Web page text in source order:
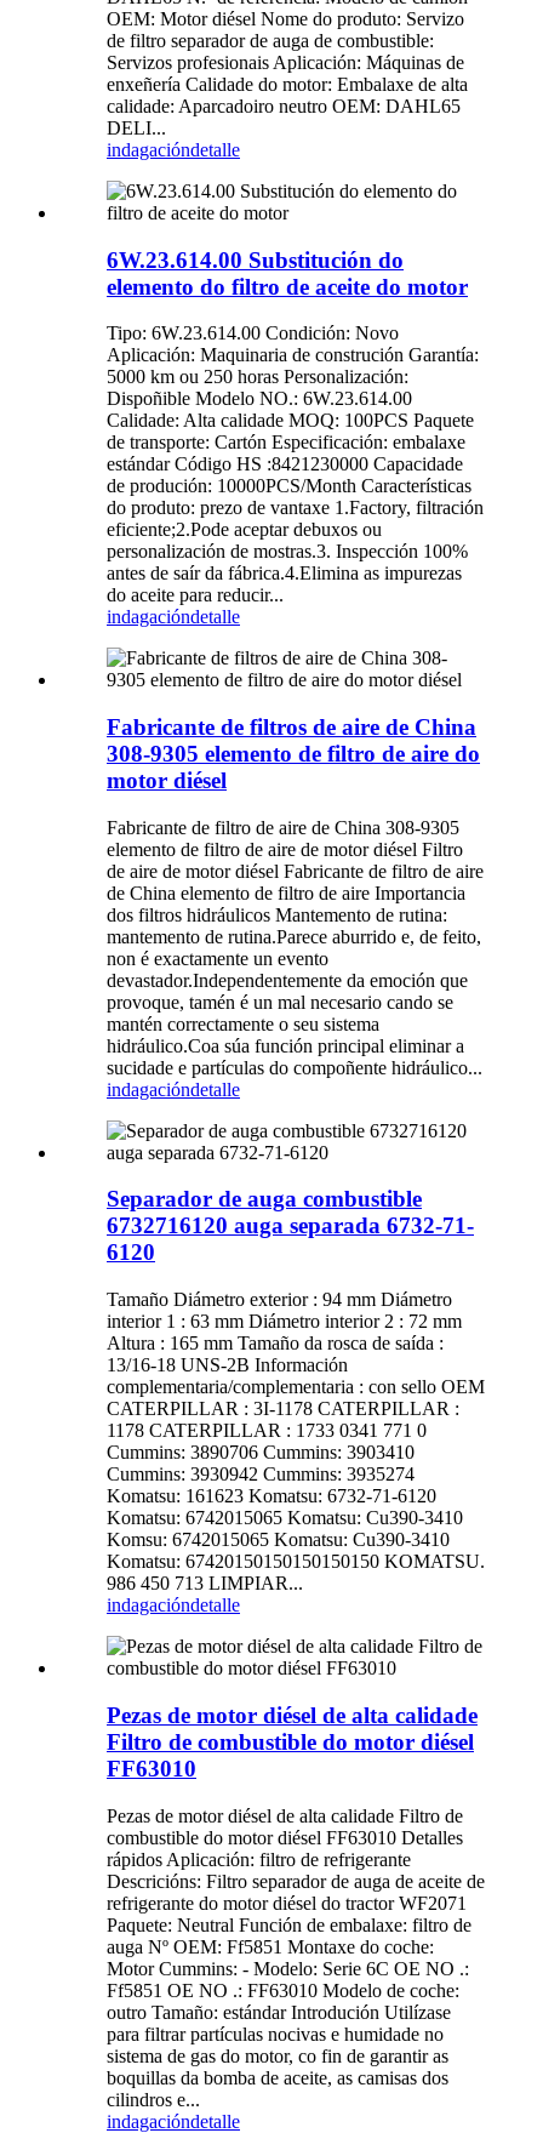
OEM: Motor diésel Nome do produto: Servizo
de filtro separador de auga de combustible:
Servizos profesionais Aplicación: Máquinas de
enxeñería Calidade do motor: Embalaxe de alta
calidade: Aparcadoiro neutro OEM: DAHL65
DELI...
indagacióndetalle
6W.23.614.00 Substitución do
elemento do filtro de aceite do motor
Tipo: 6W.23.614.00 Condición: Novo
Aplicación: Maquinaria de construción Garantía:
5000 km ou 250 horas Personalización:
Dispoñible Modelo NO.: 6W.23.614.00
Calidade: Alta calidade MOQ: 100PCS Paquete
de transporte: Cartón Especificación: embalaxe
estándar Código HS :8421230000 Capacidade
de produción: 10000PCS/Month Características
do produto: prezo de vantaxe 1.Factory, filtración
eficiente;2.Pode aceptar debuxos ou
personalización de mostras.3. Inspección 100%
antes de saír da fábrica.4.Elimina as impurezas
do aceite para reducir...
indagacióndetalle
Fabricante de filtros de aire de China
308-9305 elemento de filtro de aire do
motor diésel
Fabricante de filtro de aire de China 308-9305
elemento de filtro de aire de motor diésel Filtro
de aire de motor diésel Fabricante de filtro de aire
de China elemento de filtro de aire Importancia
dos filtros hidráulicos Mantemento de rutina:
mantemento de rutina.Parece aburrido e, de feito,
non é exactamente un evento
devastador.Independentemente da emoción que
provoque, tamén é un mal necesario cando se
mantén correctamente o seu sistema
hidráulico.Coa súa función principal eliminar a
sucidade e partículas do compoñente hidráulico...
indagacióndetalle
Separador de auga combustible
6732716120 auga separada 6732-71-
6120
Tamaño Diámetro exterior : 94 mm Diámetro
interior 1 : 63 mm Diámetro interior 2 : 72 mm
Altura : 165 mm Tamaño da rosca de saída :
13/16-18 UNS-2B Información
complementaria/complementaria : con sello OEM
CATERPILLAR : 3I-1178 CATERPILLAR :
1178 CATERPILLAR : 1733 0341 771 0
Cummins: 3890706 Cummins: 3903410
Cummins: 3930942 Cummins: 3935274
Komatsu: 161623 Komatsu: 6732-71-6120
Komatsu: 6742015065 Komatsu: Cu390-3410
Komsu: 6742015065 Komatsu: Cu390-3410
Komatsu: 67420150150150150150 KOMATSU.
986 450 713 LIMPIAR...
indagacióndetalle
Pezas de motor diésel de alta calidade
Filtro de combustible do motor diésel
FF63010
Pezas de motor diésel de alta calidade Filtro de
combustible do motor diésel FF63010 Detalles
rápidos Aplicación: filtro de refrigerante
Descricións: Filtro separador de auga de aceite de
refrigerante do motor diésel do tractor WF2071
Paquete: Neutral Función de embalaxe: filtro de
auga Nº OEM: Ff5851 Montaxe do coche:
Motor Cummins: - Modelo: Serie 6C OE NO .:
Ff5851 OE NO .: FF63010 Modelo de coche:
outro Tamaño: estándar Introdución Utilízase
para filtrar partículas nocivas e humidade no
sistema de gas do motor, co fin de garantir as
boquillas da bomba de aceite, as camisas dos
cilindros e...
indagacióndetalle